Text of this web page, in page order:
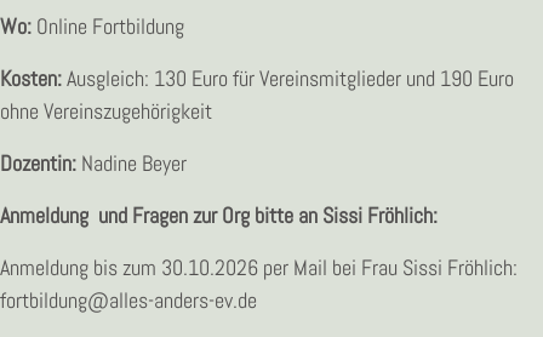
Wo: Online Fortbildung
Kosten:Ausgleich: 130 Euro für Vereinsmitglieder und 190 Euro
ohne Vereinszugehörigkeit
Dozentin: Nadine Beyer
Anmeldung und Fragen zur Org bitte an Sissi Fröhlich:
Anmeldung bis zum 30.10.2026 per Mail bei Frau Sissi Fröhlich:
fortbildung@alles-anders-ev.de